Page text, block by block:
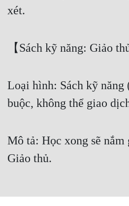
Cạnh Kỹ
Cổ Đại
Du Hí
Dị Giới
Dị Năng
xét.
【Sách kỹ năng: Giảo thủ
Loại hình: Sách kỹ năng
buộc, không thể giao
Mô tả: Học xong sẽ
Giảo thủ.